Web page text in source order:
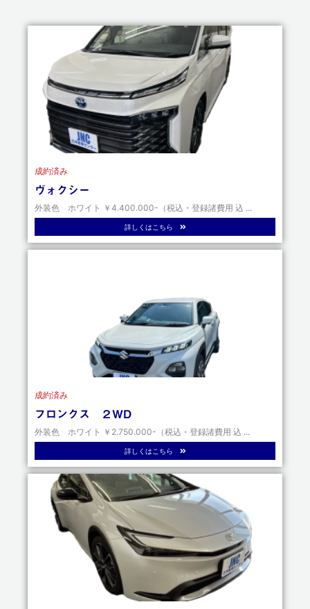
成約済み
ヴォクシー
外装色 ホワイト ￥4.400.000-（税込・登録諸費用 込 ...
詳しくはこちら
成約済み
フロンクス ２WD
外装色 ホワイト ￥2.750.000-（税込・登録諸費用 込 ...
詳しくはこちら